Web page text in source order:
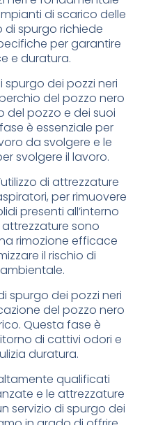
di scarico delle
di spurgo richiede
per garantire
e duratura.
spurgo dei pozzi neri
del pozzo nero
del pozzo e dei suoi
è essenziale per
da svolgere e le
svolgere il lavoro.
di attrezzature
per rimuovere
presenti all’interno
sono
rimozione efficace
il rischio di
spurgo dei pozzi neri
del pozzo nero
Questa fase è
di cattivi odori e
duratura.
qualificati
e le attrezzature
servizio di spurgo dei